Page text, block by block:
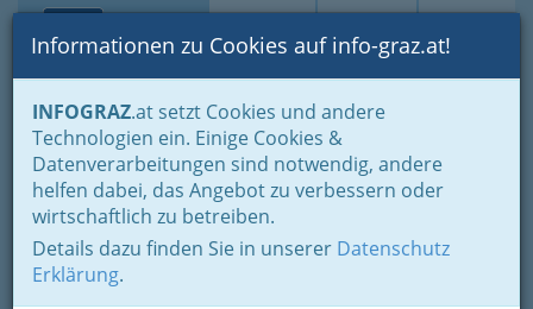
Suche Login Toggle
Informationen zu Cookies auf info-graz.at!
INFOGRAZ.at setzt Cookies und andere
Technologien ein. Einige Cookies &
Datenverarbeitungen sind notwendig, andere
helfen dabei, das Angebot zu verbessern oder
wirtschaftlich zu betreiben.
Details dazu finden Sie in unserer Datenschutz
Erklärung.
Home Branchen
Gastronomie - regional und international
Buschenschenken - Buschenschänken
Buschenschänke nach Orten
St. Johann i. Saggt.
St. Johann i. Saggt.
Eine Buschenschank ist ein Gastronomiebetrieb